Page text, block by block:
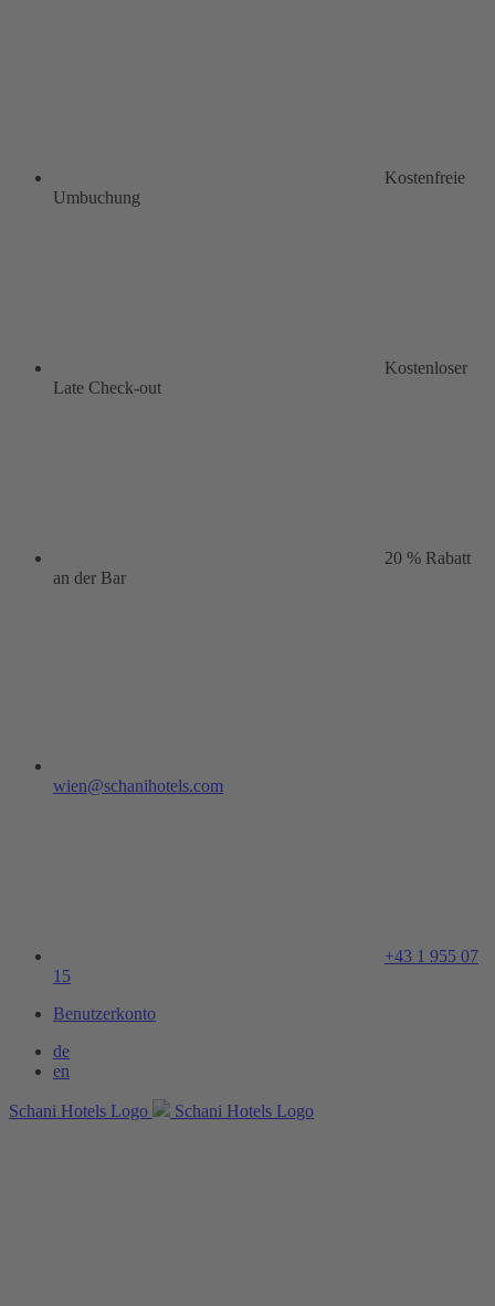
Kostenfreie
Umbuchung
Kostenloser
Late Check-out
20 % Rabatt
an der Bar
wien@schanihotels.com
+43 1 955 07
15
Benutzerkonto
de
en
Schani Hotels Logo Schani Hotels Logo